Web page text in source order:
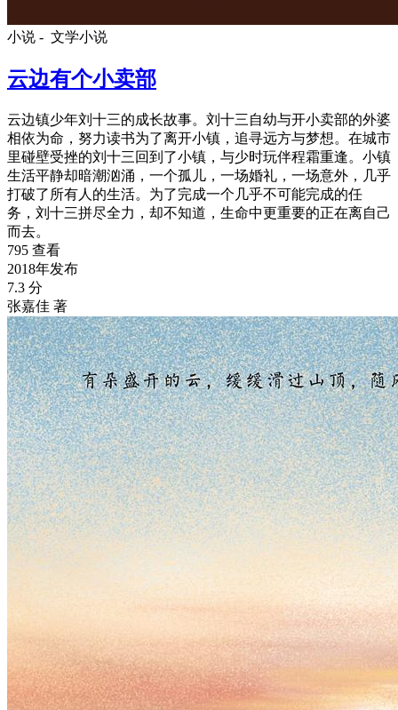
小说 - 文学小说
云边有个小卖部
云边镇少年刘十三的成长故事。刘十三自幼与开小卖部的外婆
相依为命，努力读书为了离开小镇，追寻远方与梦想。在城市
里碰壁受挫的刘十三回到了小镇，与少时玩伴程霜重逢。小镇
生活平静却暗潮汹涌，一个孤儿，一场婚礼，一场意外，几乎
打破了所有人的生活。为了完成一个几乎不可能完成的任
务，刘十三拼尽全力，却不知道，生命中更重要的正在离自己
而去。
795 查看
2018年发布
7.3 分
张嘉佳 著